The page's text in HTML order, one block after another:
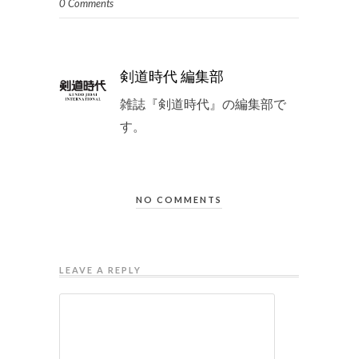
0 Comments
剣道時代 編集部
雑誌『剣道時代』の編集部で
す。
NO COMMENTS
LEAVE A REPLY